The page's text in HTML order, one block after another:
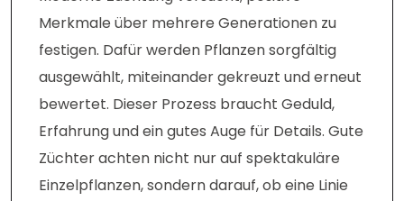
Merkmale über mehrere Generationen zu
festigen. Dafür werden Pflanzen sorgfältig
ausgewählt, miteinander gekreuzt und erneut
bewertet. Dieser Prozess braucht Geduld,
Erfahrung und ein gutes Auge für Details. Gute
Züchter achten nicht nur auf spektakuläre
Einzelpflanzen, sondern darauf, ob eine Linie